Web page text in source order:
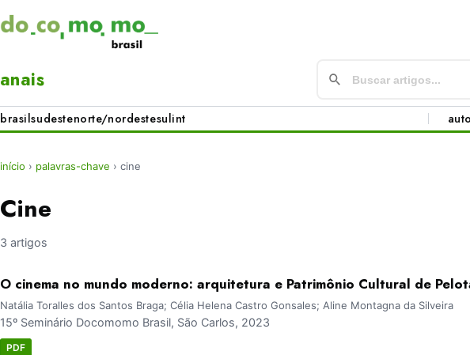
anais
brasilsudestenorte/nordestesulint
início › palavras-chave › cine
Cine
3 artigos
O cinema no mundo moderno: arquitetura e Patrimônio Cultural de
Natália Toralles dos Santos Braga; Célia Helena Castro Gonsales; Aline Montagna da Silveira
15º Seminário Docomomo Brasil, São Carlos, 2023
PDF